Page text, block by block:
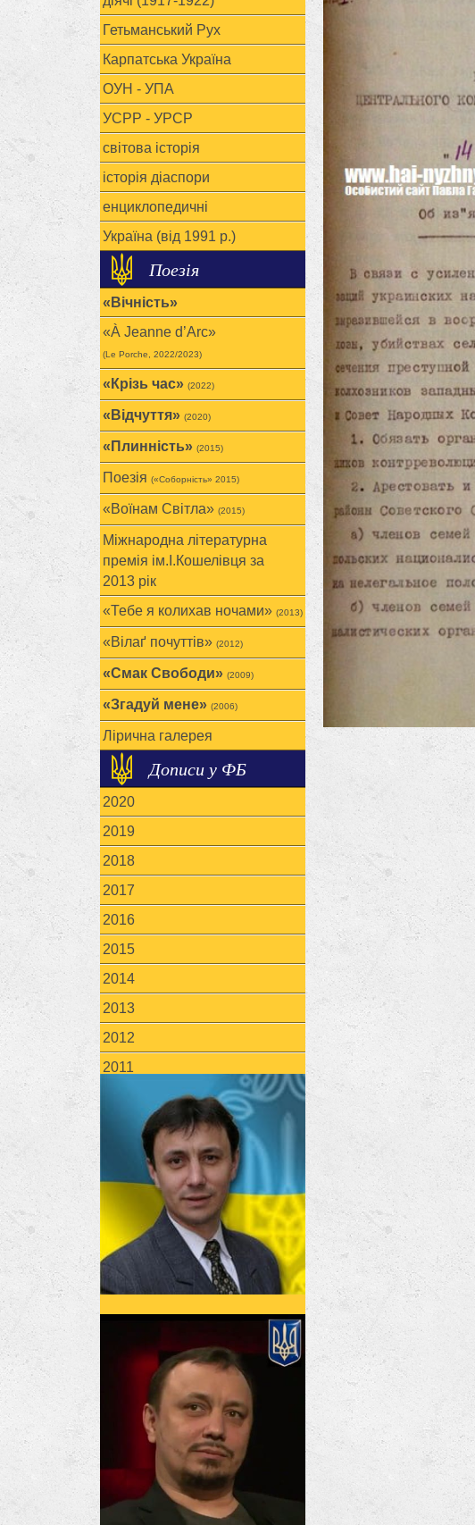
Гетьманський Рух
Карпатська Україна
ОУН - УПА
УСРР - УРСР
світова історія
історія діаспори
енциклопедичні
Україна (від 1991 р.)
Поезія
«Вічність»
«À Jeanne d’Arc»
(Le Porche, 2022/2023)
«Крізь час» (2022)
«Відчуття» (2020)
«Плинність» (2015)
Поезія («Соборність» 2015)
«Воїнам Cвітла» (2015)
Міжнародна літературна
премія ім.І.Кошелівця за
2013 рік
«Тебе я колихав ночами» (2013)
«Вілаґ почуттів» (2012)
«Смак Свободи» (2009)
«Згадуй мене» (2006)
Лірична галерея
Дописи у ФБ
2020
2019
2018
2017
2016
2015
2014
2013
2012
2011